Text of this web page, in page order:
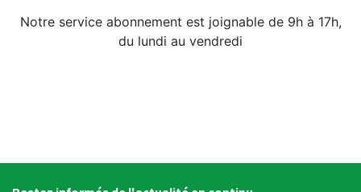
Notre service abonnement est joignable de 9h à 17h,
du lundi au vendredi